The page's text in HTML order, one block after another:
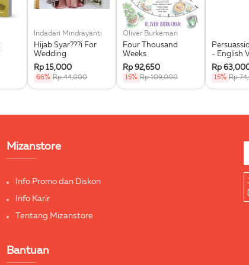
Indadari Mindrayanti
Hijab Syar???i For
Wedding
Rp 15,000
66% Rp 44,000
Oliver Burkeman
Four Thousand
Weeks
Rp 92,650
15% Rp 109,000
- English
Rp
15% Rp
Mizanstore
Info Promo dan Diskon
Info Karir
Tentang Mizanstore
Bantuan